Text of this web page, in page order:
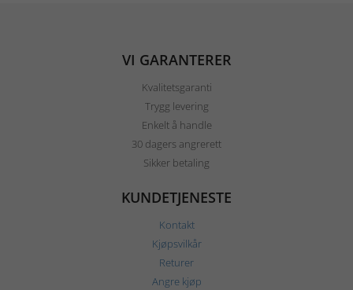
VI GARANTERER
Kvalitetsgaranti
Trygg levering
Enkelt å handle
30 dagers angrerett
Sikker betaling
KUNDETJENESTE
Kontakt
Kjøpsvilkår
Returer
Angre kjøp